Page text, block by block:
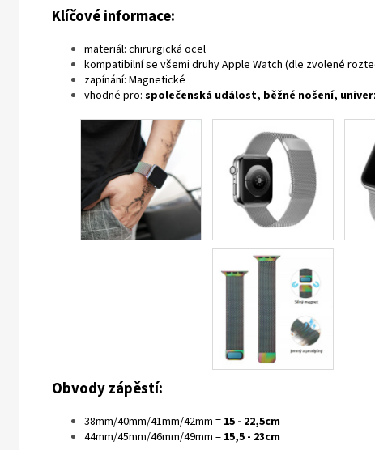
Klíčové informace:
materiál: chirurgická ocel
kompatibilní se všemi druhy Apple Watch (dle zvolené
zapínání: Magnetické
vhodné pro: společenská událost, běžné nošení,
Obvody zápěstí:
38mm/40mm/41mm/42mm = 15 - 22,5cm
44mm/45mm/46mm/49mm = 15,5 - 23cm